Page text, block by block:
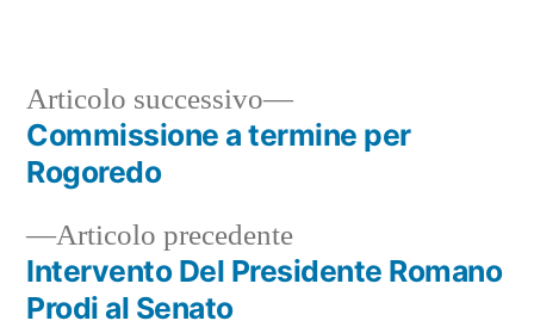
Navigazione
articoli
Articolo precedenteArticolo
precedente:
Intervento Del Presidente Romano
Prodi al Senato
Articolo successivo
Articolo
successivo:
Commissione a termine per
Rogoredo